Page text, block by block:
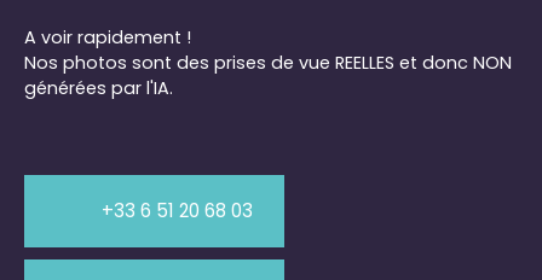
A voir rapidement !
Nos photos sont des prises de vue REELLES et donc NON
générées par l'IA.
+33 6 51 20 68 03